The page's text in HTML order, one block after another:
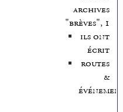
archives
"brèves", 1
ils ont
écrit
routes
&
événements